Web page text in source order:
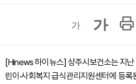
가 가
[Hinews 하이뉴스] 상주시보건소는 지
린이·사회복지 급식관리지원센터에 등